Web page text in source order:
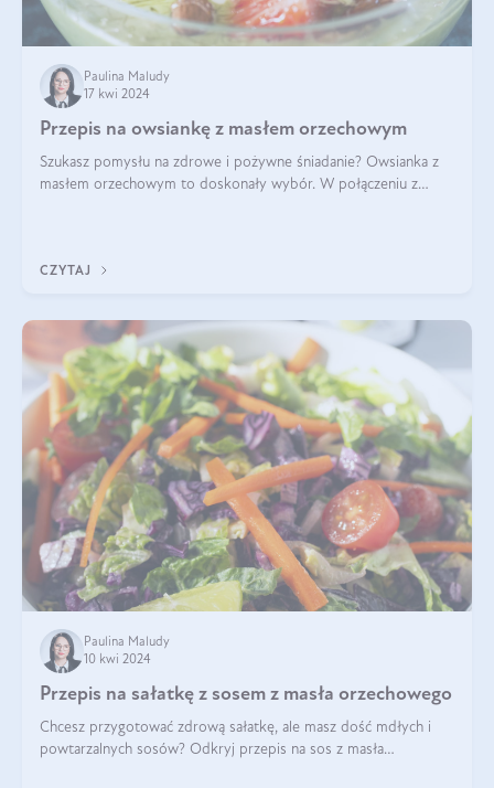
Paulina Maludy
17 kwi 2024
Przepis na owsiankę z masłem orzechowym
Szukasz pomysłu na zdrowe i pożywne śniadanie? Owsianka z
masłem orzechowym to doskonały wybór. W połączeniu z
CZYTAJ
Paulina Maludy
10 kwi 2024
Przepis na sałatkę z sosem z masła orzechowego
Chcesz przygotować zdrową sałatkę, ale masz dość mdłych i
powtarzalnych sosów? Odkryj przepis na sos z masła